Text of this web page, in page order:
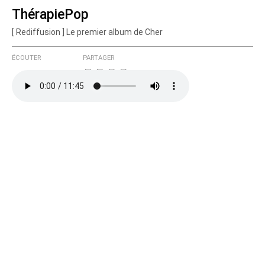
ThérapiePop
[ Rediffusion ] Le premier album de Cher
ÉCOUTER PARTAGER